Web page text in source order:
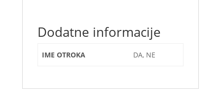
Dodatne informacije
IME OTROKA DA, NE